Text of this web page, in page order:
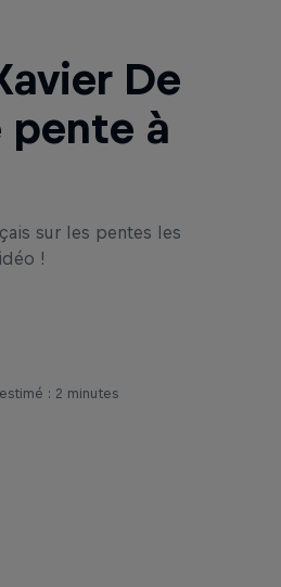
De
pente à
sur les pentes les
!
: 2 minutes